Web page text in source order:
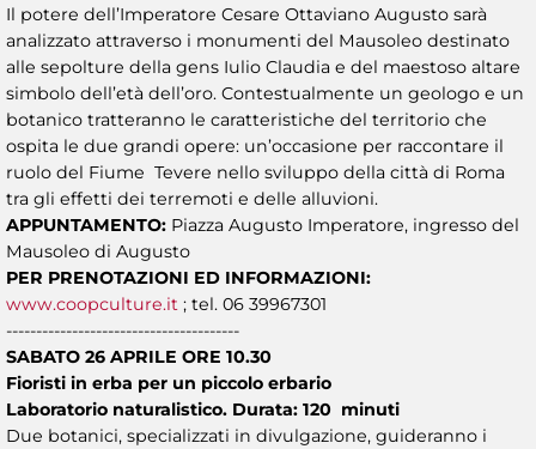
Il potere dell’Imperatore Cesare Ottaviano Augusto sarà
analizzato attraverso i monumenti del Mausoleo destinato
alle sepolture della gens Iulio Claudia e del maestoso altare
simbolo dell’età dell’oro. Contestualmente un geologo e un
botanico tratteranno le caratteristiche del territorio che
ospita le due grandi opere: un’occasione per raccontare il
ruolo del Fiume Tevere nello sviluppo della città di Roma
tra gli effetti dei terremoti e delle alluvioni.
APPUNTAMENTO: Piazza Augusto Imperatore, ingresso del
Mausoleo di Augusto
PER PRENOTAZIONI ED INFORMAZIONI:
www.coopculture.it ; tel. 06 39967301
---------------------------------------
SABATO 26 APRILE ORE 10.30
Fioristi in erba per un piccolo erbario
Laboratorio naturalistico. Durata: 120 minuti
Due botanici, specializzati in divulgazione, guideranno i